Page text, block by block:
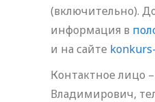
(включительно).
информация в
и на сайте
Контактное лицо
Владимирович,